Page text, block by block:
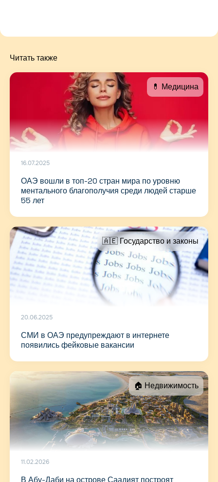
Читать также
💊 Медицина
16.07.2025
ОАЭ вошли в топ-20 стран мира по уровню
ментального благополучия среди людей старше
55 лет
🇦🇪 Государство и законы
20.06.2025
СМИ в ОАЭ предупреждают в интернете
появились фейковые вакансии
🏠 Недвижимость
11.02.2026
В Абу-Даби на острове Саадият построят